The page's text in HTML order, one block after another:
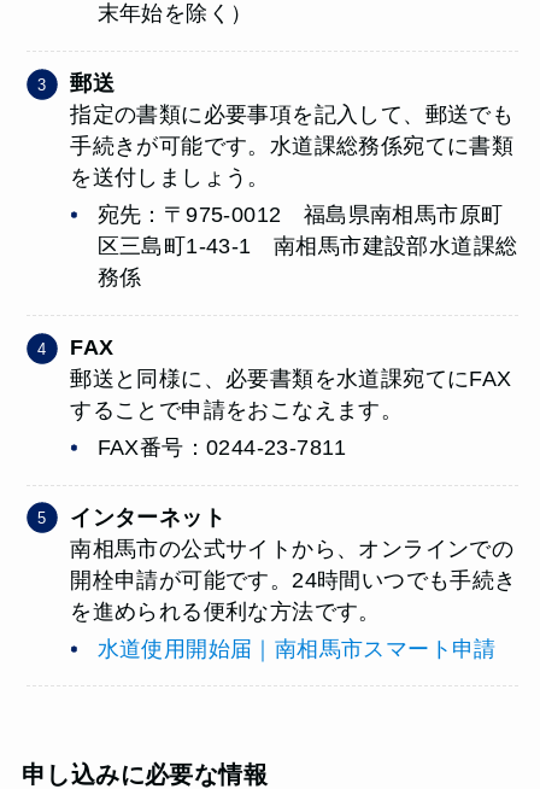
末年始を除く）
郵送
指定の書類に必要事項を記入して、郵送でも
手続きが可能です。水道課総務係宛てに書類
を送付しましょう。
宛先：〒975-0012 福島県南相馬市原町
区三島町1-43-1 南相馬市建設部水道課総
務係
FAX
郵送と同様に、必要書類を水道課宛てにFAX
することで申請をおこなえます。
FAX番号：0244-23-7811
インターネット
南相馬市の公式サイトから、オンラインでの
開栓申請が可能です。24時間いつでも手続き
を進められる便利な方法です。
水道使用開始届｜南相馬市スマート申請
申し込みに必要な情報